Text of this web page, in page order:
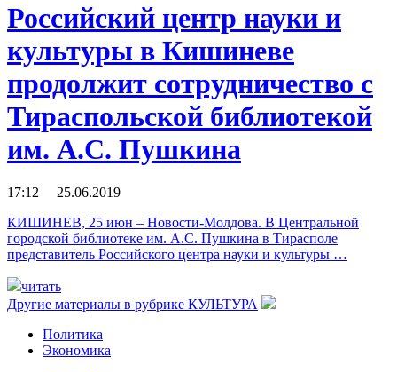
Российский центр науки и
культуры в Кишиневе
продолжит сотрудничество с
Тираспольской библиотекой
им. А.С. Пушкина
17:12 25.06.2019
КИШИНЕВ, 25 июн – Новости-Молдова. В Центральной
городской библиотеке им. А.С. Пушкина в Тирасполе
представитель Российского центра науки и культуры …
читать
Другие материалы в рубрике КУЛЬТУРА
Политика
Экономика